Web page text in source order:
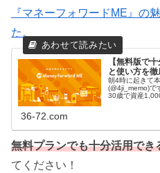
『マネーフォワードME』の
た。
【無料版で
と使い方を徹
朝4時に起きて
(@4ji_memo)で
30歳で資産
36-72.com
無料プランでも十分活用でき
てください！